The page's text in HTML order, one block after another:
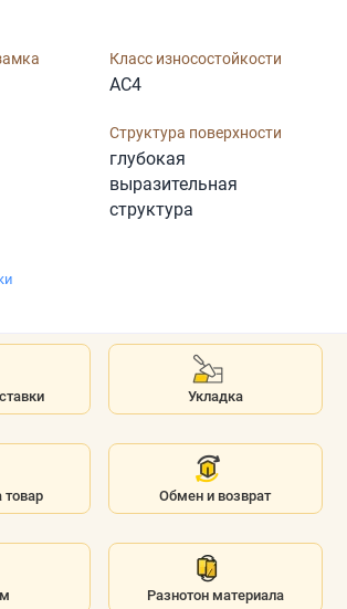
Класс износостойкости
AC4
Структура поверхности
глубокая
выразительная
структура
Укладка
товар Обмен и возврат
Разнотон материала